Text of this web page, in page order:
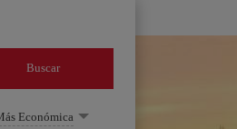
Buscar
Económica